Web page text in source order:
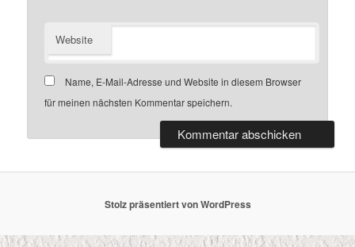
Website
Name, E-Mail-Adresse und Website in diesem Browser
für meinen nächsten Kommentar speichern.
Stolz präsentiert von WordPress